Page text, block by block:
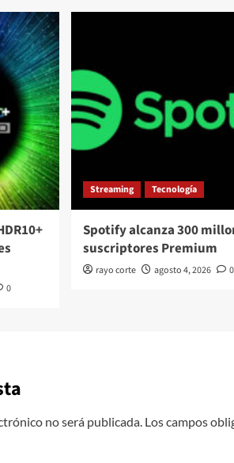
0
Streaming Tecnología
Spotify alcanza 300
suscriptores Premium
rayo corte agosto 4, 2026 0
no será publicada. Los campos